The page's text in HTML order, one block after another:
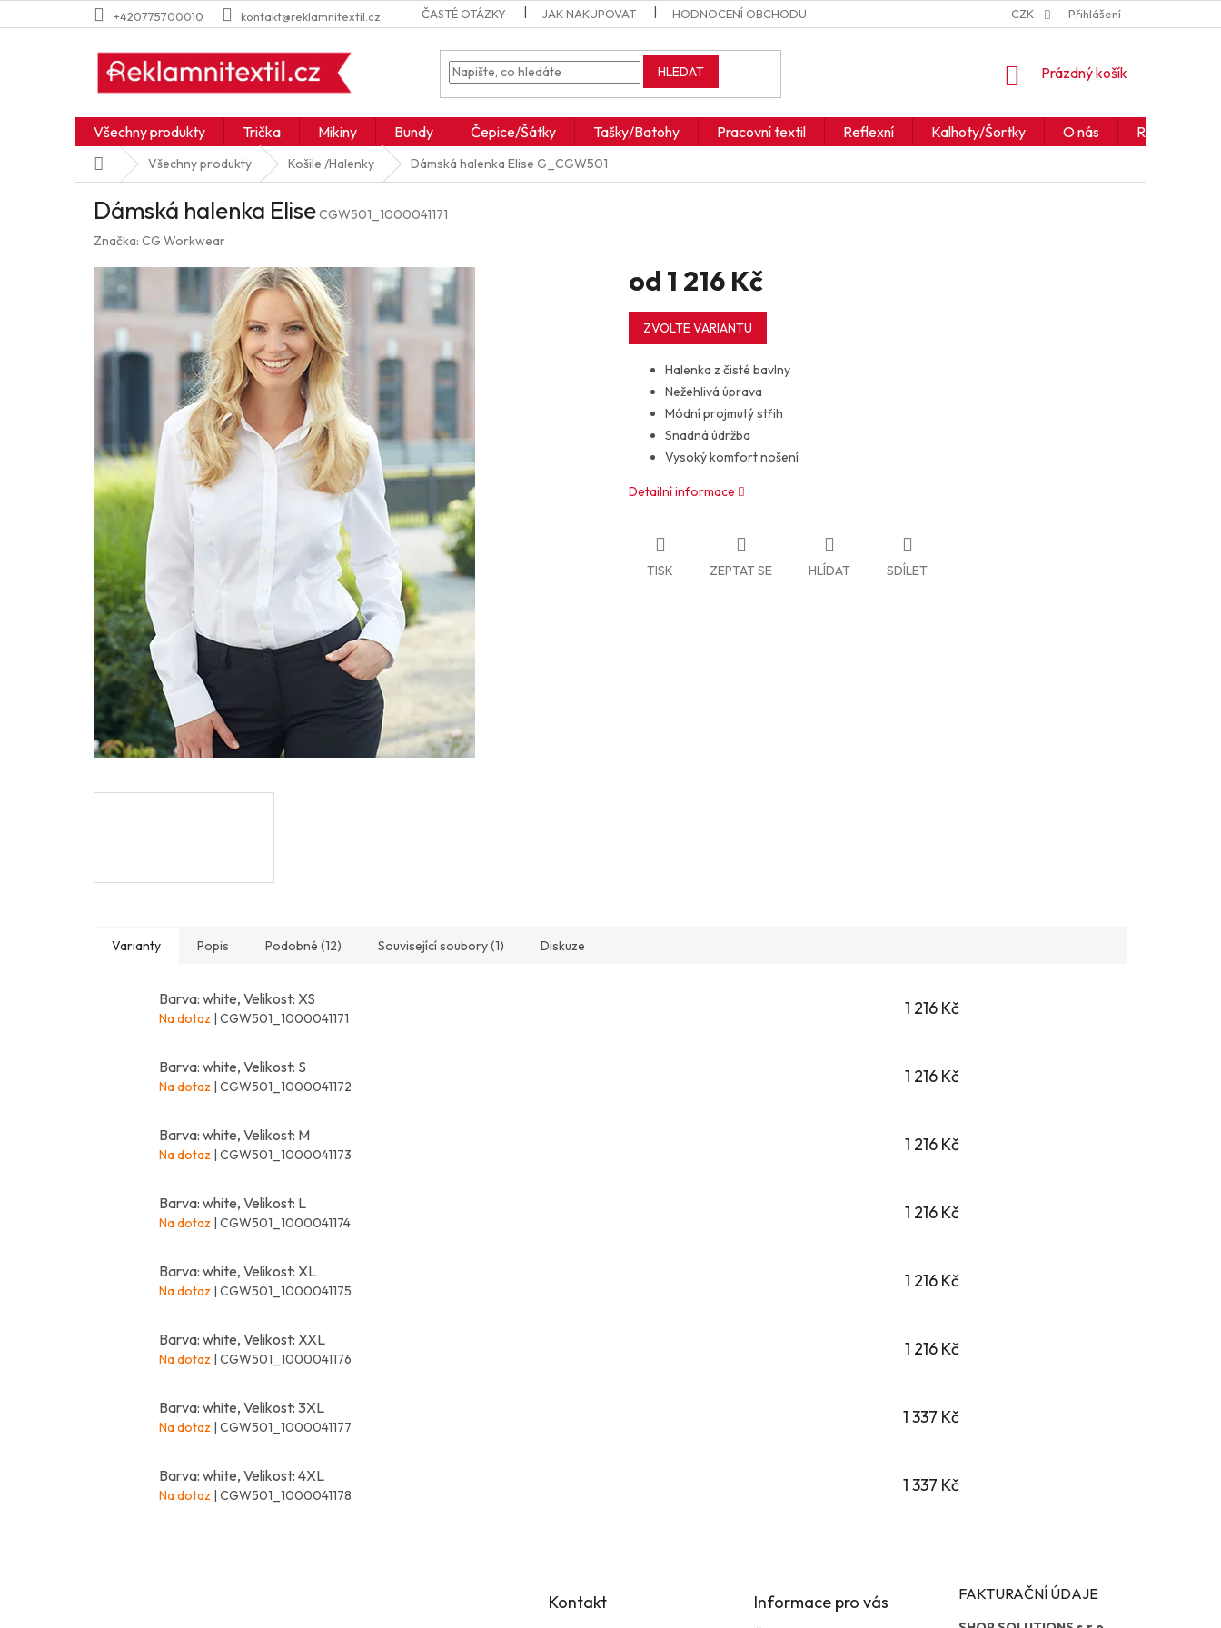
na
+420775700010 kontakt@reklamnitextil.cz ČASTÉ OTÁZKY JAK NAKUPOVAT HODNOCENÍ OBCHODU JAK ČÍST IKONY A SYMBOLY OBCHODNÍ
CZK Přihlášení
HLEDAT
NÁKUPNÍ
Prázdný košík
Všechny produkty Trička Mikiny Bundy Čepice/Šátky Tašky/Batohy Pracovní textil Reflexní Kalhoty/Šortky O nás Realizace
Domů Všechny produkty Košile /Halenky Dámská halenka Elise G_CGW501
Dámská halenka EliseCGW501_1000041171
Značka: CG Workwear
od 1 216 Kč
Měrná
cena:
ZVOLTE VARIANTU
Halenka z čisté bavlny
Nežehlivá úprava
Módní projmutý střih
Snadná údržba
Vysoký komfort nošení
Detailní informace
TISK ZEPTAT SE HLÍDAT SDÍLET
Varianty Popis Podobné (12) Související soubory (1) Diskuze
Barva: white, Velikost: XS
Na dotaz | CGW501_1000041171
1 216 Kč
Barva: white, Velikost: S
Na dotaz | CGW501_1000041172
1 216 Kč
Barva: white, Velikost: M
Na dotaz | CGW501_1000041173
1 216 Kč
Barva: white, Velikost: L
Na dotaz | CGW501_1000041174
1 216 Kč
Barva: white, Velikost: XL
Na dotaz | CGW501_1000041175
1 216 Kč
Barva: white, Velikost: XXL
Na dotaz | CGW501_1000041176
1 216 Kč
Barva: white, Velikost: 3XL
Na dotaz | CGW501_1000041177
1 337 Kč
Barva: white, Velikost: 4XL
Na dotaz | CGW501_1000041178
1 337 Kč
Kontakt Informace pro vás FAKTURAČNÍ ÚDAJE